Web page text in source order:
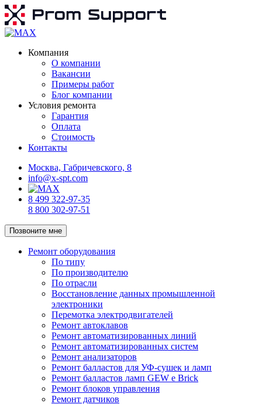
Компания
О компании
Вакансии
Примеры работ
Блог компании
Условия ремонта
Гарантия
Оплата
Стоимость
Контакты
Москва, Габричевского, 8
info@x-spt.com
8 499 322-97-35
8 800 302-97-51
Позвоните мне
Ремонт оборудования
По типу
По производителю
По отрасли
Восстановление данных промышленной
электроники
Перемотка электродвигателей
Ремонт автоклавов
Ремонт автоматизированных линий
Ремонт автоматизированных систем
Ремонт анализаторов
Ремонт балластов для УФ-сушек и ламп
Ремонт балластов ламп GEW e Brick
Ремонт блоков управления
Ремонт датчиков